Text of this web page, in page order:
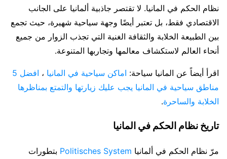
نظام الحكم في المانيا. لا تقتصر جاذبية ألمانيا على الجانب
الاقتصادي فقط، بل تعتبر أيضًا وجهة سياحية شهيرة، حيث تجمع
بين الطبيعة الخلابة والثقافة الغنية التي تجذب الزوار من جميع
أنحاء العالم لاستكشاف معالمها وتجاربها المتنوعة.
اقرأ أيضاً عن المانيا سياحة: اماكن سياحية في المانيا ،
افضل 5
مناطق سياحية في المانيا يجب عليك زيارتها والتمتع بمناظرها
الخلابة والساحرة.
تاريخ نظام الحكم في المانيا
مرّ نظام الحكم في ألمانيا Politisches System بتطورات